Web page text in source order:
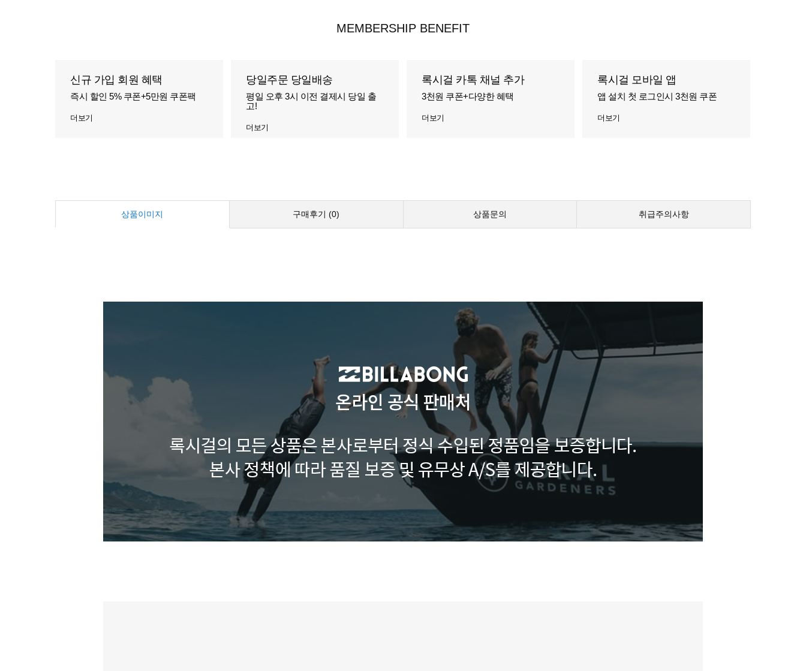
MEMBERSHIP BENEFIT
신규 가입 회원 혜택
즉시 할인 5% 쿠폰+5만원 쿠폰팩
더보기
당일주문 당일배송
평일 오후 3시 이전 결제시 당일 출
고!
더보기
록시걸 카톡 채널 추가
3천원 쿠폰+다양한 혜택
더보기
록시걸 모바일 앱
앱 설치 첫 로그인시 3천원 쿠폰
더보기
상품이미지 구매후기 (0) 상품문의 취급주의사항